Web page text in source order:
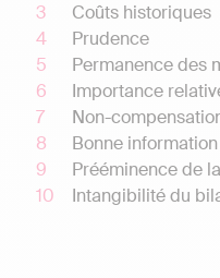
Coûts historiques
Prudence
Permanence des
Importance
Non-
Bonne information
Prééminence de
Intangibilité du